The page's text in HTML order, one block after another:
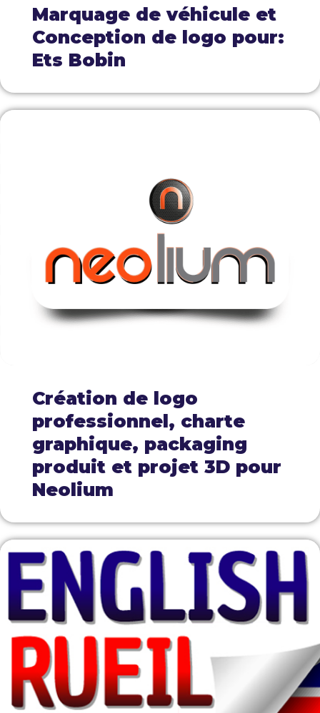
Marquage de véhicule et
Conception de logo pour:
Ets Bobin
Création de logo
professionnel, charte
graphique, packaging
produit et projet 3D pour
Neolium